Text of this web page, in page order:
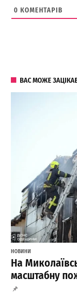
0 КОМЕНТАРІВ
ВАС МОЖЕ
НОВИНИ
На
масштабну